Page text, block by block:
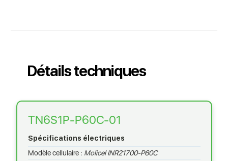
Détails techniques
TN6S1P-P60C-01
Spécifications électriques
Modèle cellulaire : Molicel INR21700-P60C